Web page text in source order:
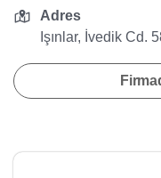
Adres
Işınlar, İvedik Cd.